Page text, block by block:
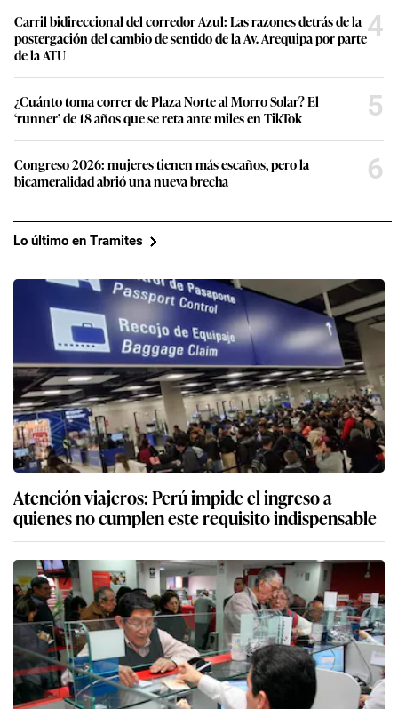
Carril bidireccional del corredor Azul: Las razones detrás de la
postergación del cambio de sentido de la Av. Arequipa por parte
de la ATU
4
¿Cuánto toma correr de Plaza Norte al Morro Solar? El
‘runner’ de 18 años que se reta ante miles en TikTok
5
Congreso 2026: mujeres tienen más escaños, pero la
bicameralidad abrió una nueva brecha
6
Lo último en Tramites
Atención viajeros: Perú impide el ingreso a
quienes no cumplen este requisito indispensable